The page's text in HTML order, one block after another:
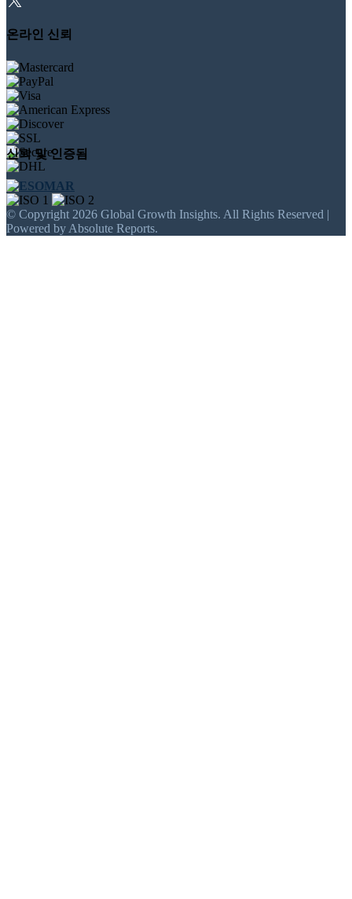
온라인 신뢰
신뢰 및 인증됨
© Copyright 2026 Global Growth Insights. All Rights Reserved |
Powered by Absolute Reports.